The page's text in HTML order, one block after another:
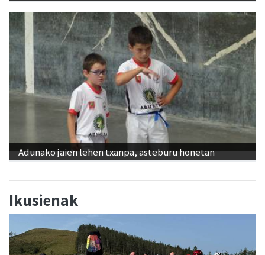
Adunako jaien lehen txanpa, asteburu honetan
Ikusienak